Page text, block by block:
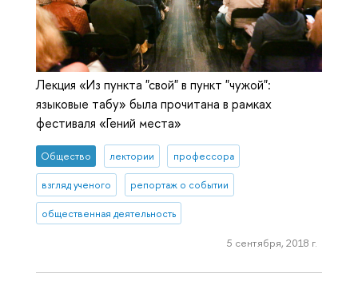
Лекция «Из пункта "свой" в пункт "чужой":
языковые табу» была прочитана в рамках
фестиваля «Гений места»
Общество лектории профессора
взгляд ученого репортаж о событии
общественная деятельность
5 сентября, 2018 г.